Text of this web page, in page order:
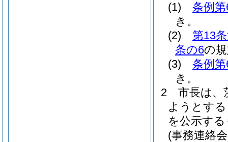
(1)
条例
き。
(2)
第13
条の6の
(3)
条例
き。
2
市長は、
ようとす
を公示す
(事務連絡